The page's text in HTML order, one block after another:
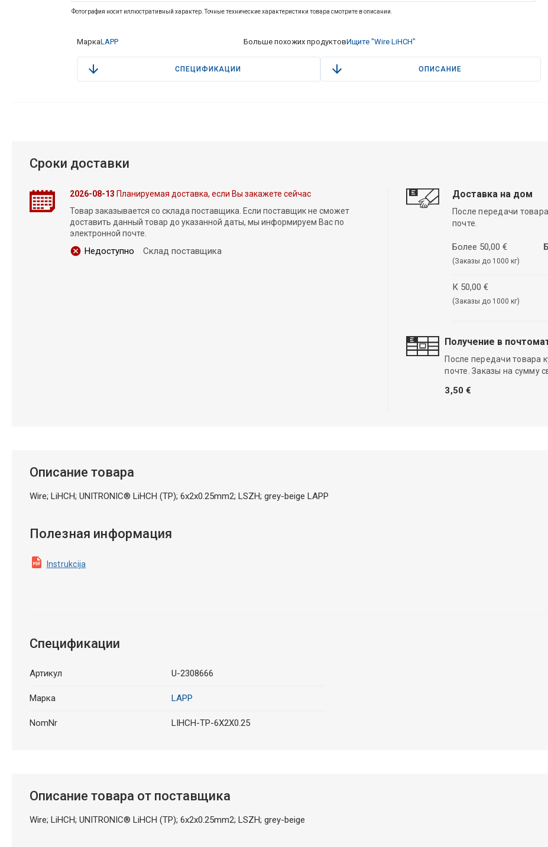
Фотография носит иллюстративный характер. Точные технические характеристики товара смотрите в описании.
МаркаLAPP Больше похожих продуктовИщите "Wire LiHCH"
СПЕЦИФИКАЦИИ ОПИСАНИЕ
Сроки доставки
2026-08-13 Планируемая доставка, если Вы закажете сейчас
Товар заказывается со склада поставщика. Если поставщик не сможет
доставить данный товар до указанной даты, мы информируем Вас по
электронной почте.
Недоступно Склад поставщика
Доставка на дом
После передачи
почте.
Более 50,00 €
(Заказы до 1000 кг)
К 50,00 €
(Заказы до 1000 кг)
Получение в
После передачи товара
почте. Заказы на сумму
3,50 €
Описание товара
Wire; LiHCH; UNITRONIC® LiHCH (TP); 6x2x0.25mm2; LSZH; grey-beige LAPP
Полезная информация
Instrukcija
Спецификации
Артикул U-2308666
Марка LAPP
NomNr LIHCH-TP-6X2X0.25
Описание товара от поставщика
Wire; LiHCH; UNITRONIC® LiHCH (TP); 6x2x0.25mm2; LSZH; grey-beige